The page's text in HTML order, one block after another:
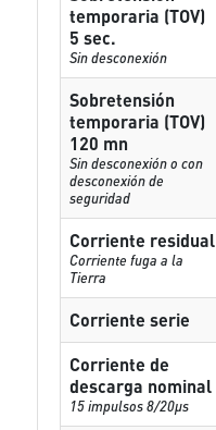
temporaria (TOV)
5 sec.
Sin desconexión
Sobretensión
temporaria (TOV)
120 mn
Sin desconexión o con
desconexión de
seguridad
Corriente residual
Corriente fuga a la
Tierra
Corriente serie
Corriente de
descarga nominal
15 impulsos 8/20µs